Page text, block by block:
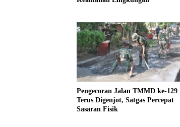
Pengecoran Jalan TMMD ke-129
Terus Digenjot, Satgas Percepat
Sasaran Fisik